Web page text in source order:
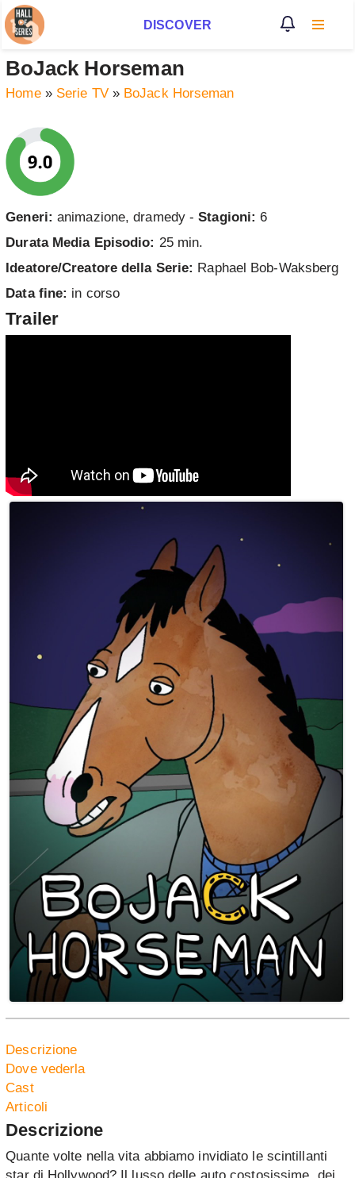
Vai
al
contenuto
DISCOVER
BoJack Horseman
Home» Serie TV» BoJack Horseman
Generi: animazione, dramedy -Stagioni: 6
Durata Media Episodio: 25 min.
Ideatore/Creatore della Serie: Raphael Bob-Waksberg
Data fine: in corso
Trailer
Descrizione
Dove vederla
Cast
Articoli
Descrizione
Quante volte nella vita abbiamo invidiato le scintillanti